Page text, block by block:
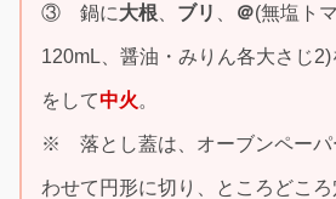
③ 鍋に大根 ブリ ＠(無塩ト
120mL、醤油・みりん各大さじ
をして中火。
※ 落とし蓋は、オーブンペーパ
わせて円形に切り、ところどころ